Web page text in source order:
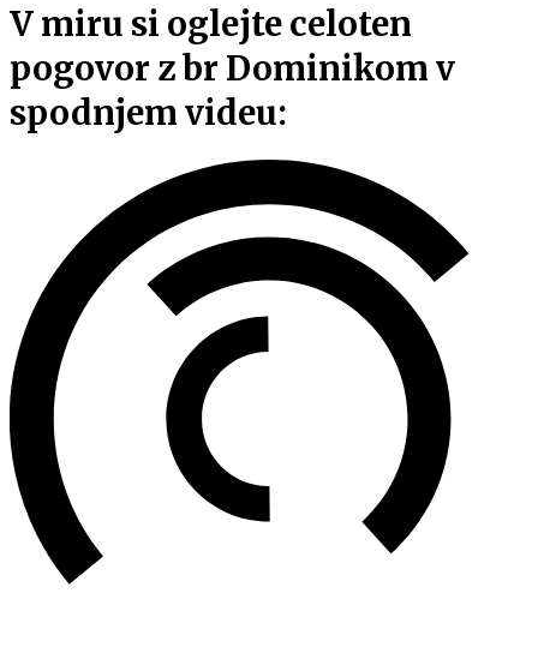
V miru si oglejte celoten
pogovor z br Dominikom v
spodnjem videu: